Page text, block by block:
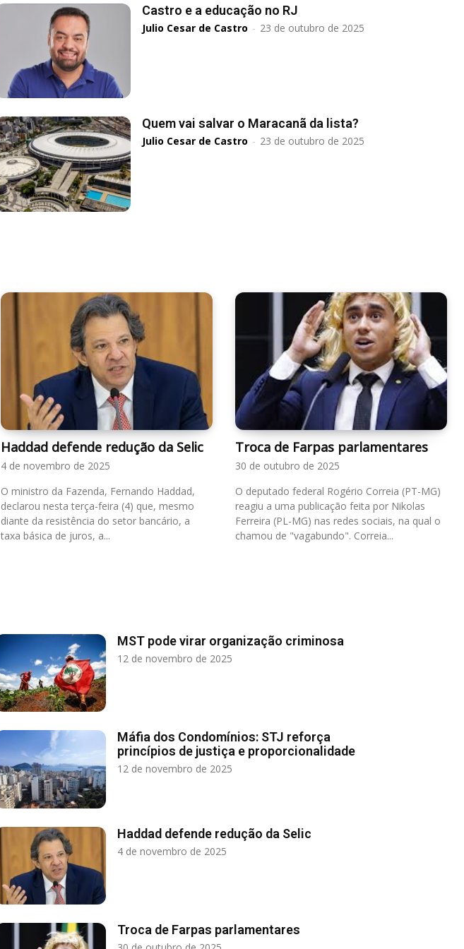
Castro e a educação no RJ
Julio Cesar de Castro - 23 de outubro de 2025
Quem vai salvar o Maracanã da lista?
Julio Cesar de Castro - 23 de outubro de 2025
Haddad defende redução da Selic
4 de novembro de 2025
O ministro da Fazenda, Fernando Haddad,
declarou nesta terça-feira (4) que, mesmo
diante da resistência do setor bancário, a
taxa básica de juros, a...
Troca de Farpas parlamentares
30 de outubro de 2025
O deputado federal Rogério Correia (PT-MG)
reagiu a uma publicação feita por Nikolas
Ferreira (PL-MG) nas redes sociais, na qual o
chamou de "vagabundo". Correia...
MST pode virar organização criminosa
12 de novembro de 2025
Máfia dos Condomínios: STJ reforça
princípios de justiça e proporcionalidade
12 de novembro de 2025
Haddad defende redução da Selic
4 de novembro de 2025
Troca de Farpas parlamentares